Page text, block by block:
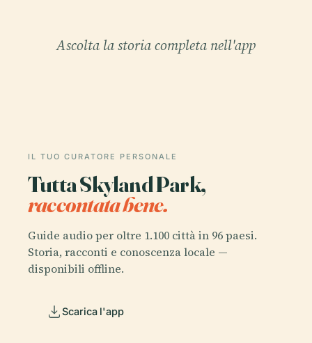
Ascolta la storia completa nell'app
IL TUO CURATORE PERSONALE
Tutta Skyland Park,
raccontata bene.
Guide audio per oltre 1.100 città in 96 paesi.
Storia, racconti e conoscenza locale —
disponibili offline.
Scarica l'app